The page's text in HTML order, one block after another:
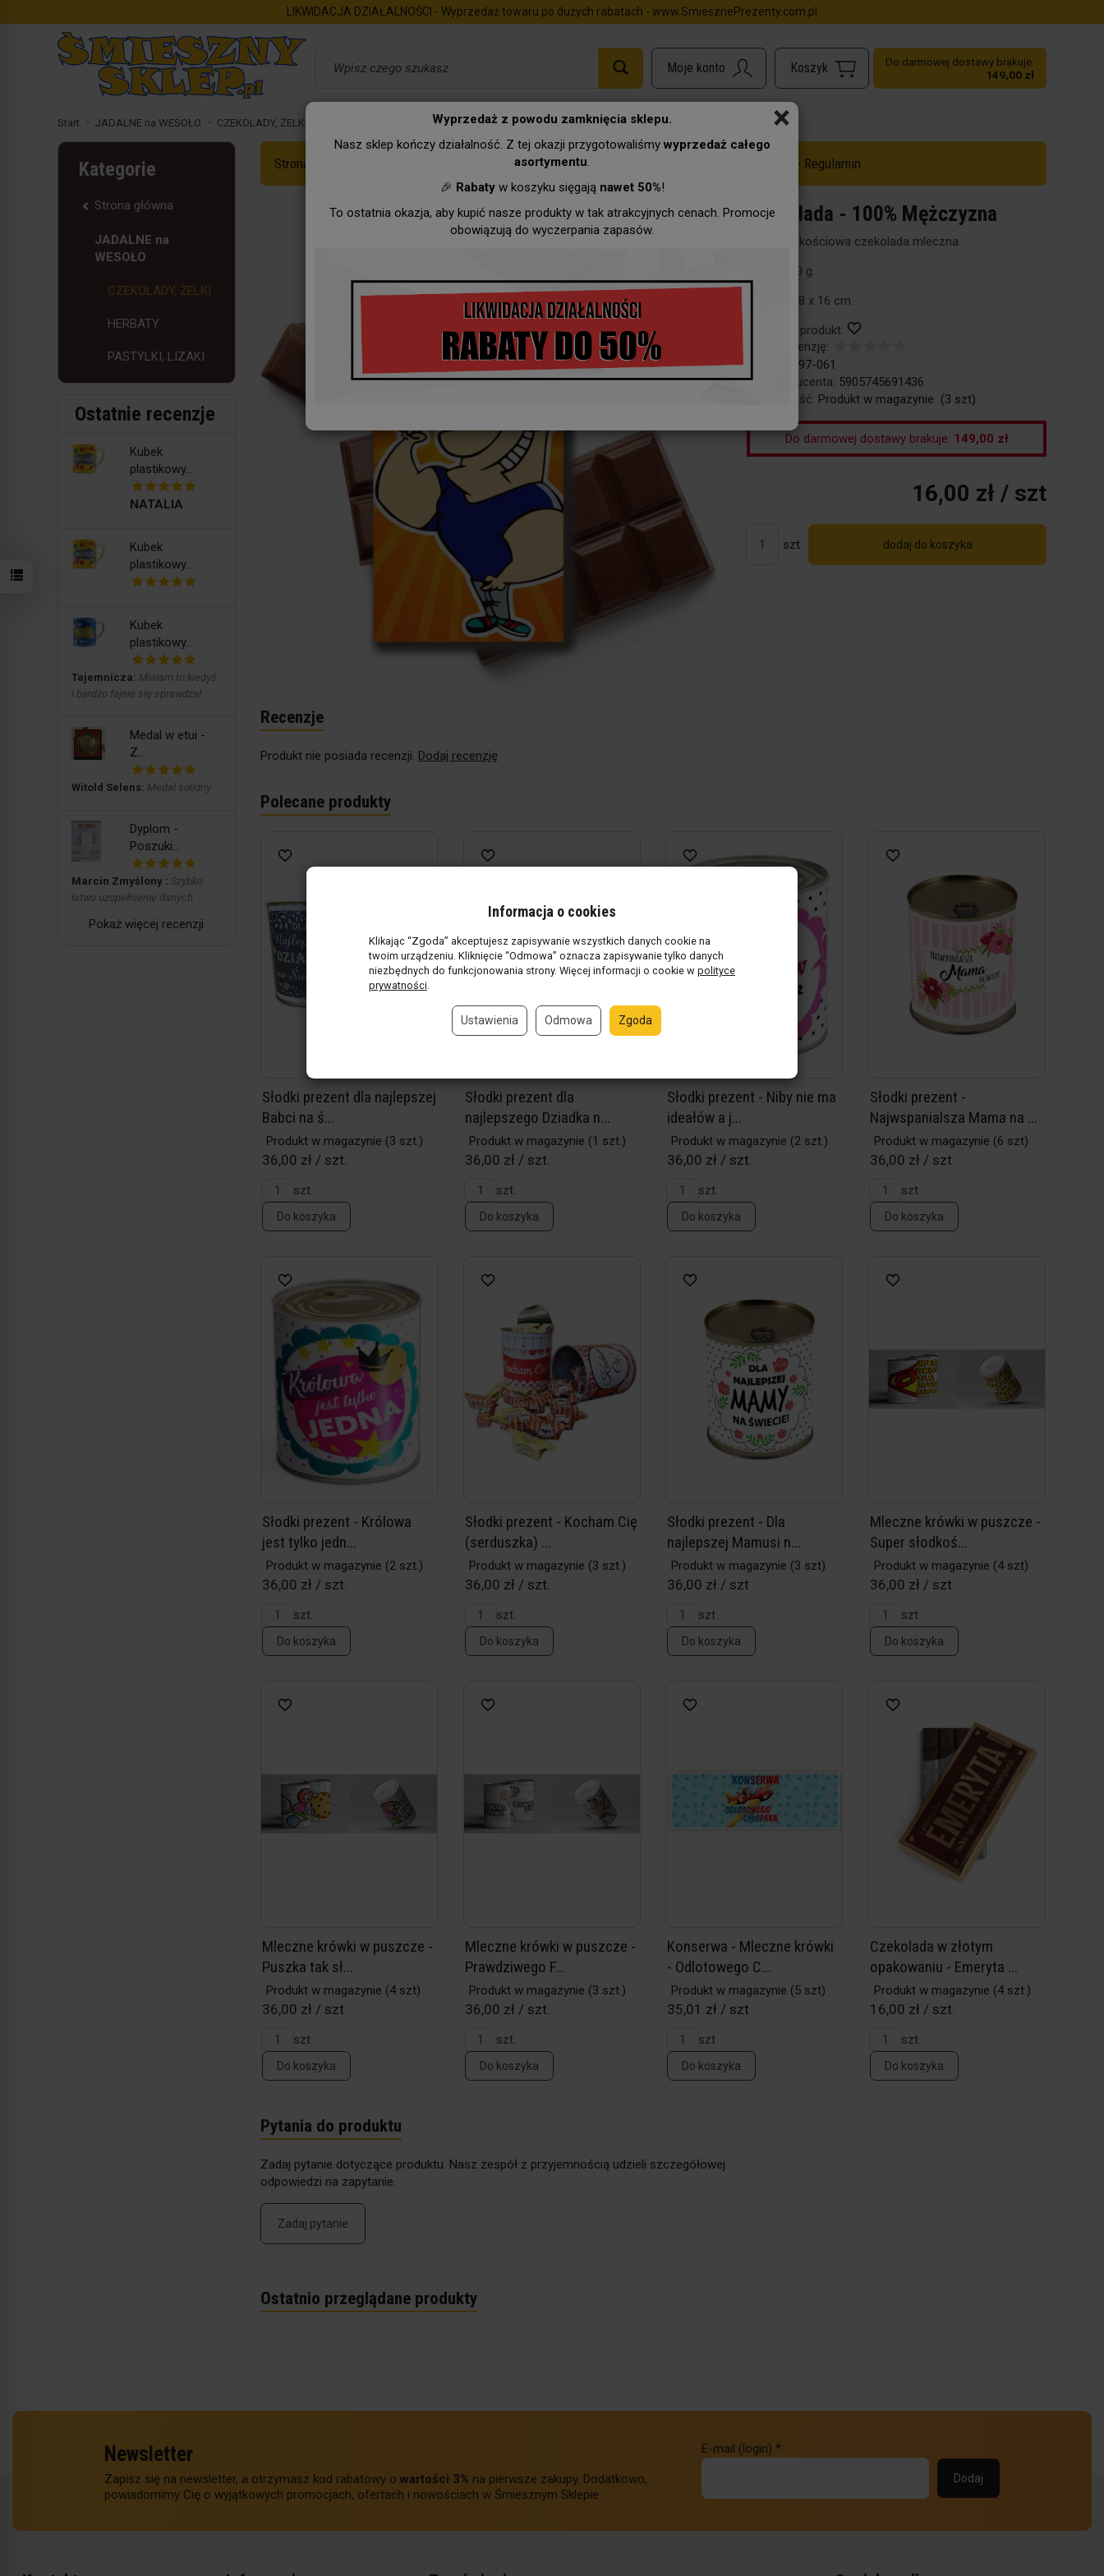
×
Wyprzedaż z powodu zamknięcia sklepu.
Nasz sklep kończy działalność. Z tej okazji przygotowaliśmy wyprzedaż całego
asortymentu.
🎉 Rabatyw koszyku sięgają nawet 50%!
To ostatnia okazja, aby kupić nasze produkty w tak atrakcyjnych cenach. Promocje
obowiązują do wyczerpania zapasów.
LIKWIDACJA DZIAŁALNOŚCI - Wyprzedaż towaru po dużych rabatach - www.SmiesznePrezenty.com.pl
Do darmowej dostawy brakuje:
149,00 zł
Start JADALNE na WESOŁO CZEKOLADY, ŻELKI Czekolada - 100% Mężczyzna
Strona Główna Zawody Wyprzedaż do -50% - Regulamin
Czekolada - 100% Mężczyzna
Wysokojakościowa czekolada mleczna.
Waga: 100 g.
Wymiary: 8 x 16 cm.
Obserwuj produkt:
Dodaj recenzję:
78-297-061
Kod producenta: 5905745691436
Dostępność: Produkt w magazynie (3 szt)
Do darmowej dostawy brakuje: 149,00 zł
16,00 zł / szt
szt dodaj do koszyka
Recenzje
Produkt nie posiada recenzji. Dodaj recenzję
Polecane produkty
Słodki prezent dla najlepszej
Babci na ś...
Produkt w magazynie (3 szt.)
36,00 zł / szt.
szt.
Do koszyka
Słodki prezent dla
najlepszego Dziadka n...
Produkt w magazynie (1 szt.)
36,00 zł / szt.
szt.
Do koszyka
Słodki prezent - Niby nie ma
ideałów a j...
Produkt w magazynie (2 szt.)
36,00 zł / szt.
szt.
Do koszyka
Słodki prezent -
Najwspanialsza Mama na ...
Produkt w magazynie (6 szt)
36,00 zł / szt
szt
Do koszyka
Słodki prezent - Królowa
jest tylko jedn...
Produkt w magazynie (2 szt.)
36,00 zł / szt.
szt.
Do koszyka
Słodki prezent - Kocham Cię
(serduszka) ...
Produkt w magazynie (3 szt.)
36,00 zł / szt.
szt.
Do koszyka
Słodki prezent - Dla
najlepszej Mamusi n...
Produkt w magazynie (3 szt)
36,00 zł / szt
szt
Do koszyka
Mleczne krówki w puszcze -
Super słodkoś...
Produkt w magazynie (4 szt)
36,00 zł / szt
szt
Do koszyka
Mleczne krówki w puszcze -
Puszka tak sł...
Produkt w magazynie (4 szt)
36,00 zł / szt
szt
Do koszyka
Mleczne krówki w puszcze -
Prawdziwego F...
Produkt w magazynie (3 szt.)
36,00 zł / szt.
szt.
Do koszyka
Konserwa - Mleczne krówki
- Odlotowego C...
Produkt w magazynie (5 szt)
35,01 zł / szt
szt
Do koszyka
Czekolada w złotym
opakowaniu - Emeryta ...
Produkt w magazynie (4 szt.)
16,00 zł / szt.
szt.
Do koszyka
Pytania do produktu
Zadaj pytanie dotyczące produktu. Nasz zespół z przyjemnością udzieli szczegółowej
odpowiedzi na zapytanie.
Zadaj pytanie
Ostatnio przeglądane produkty
Kategorie
Strona główna
JADALNE na
WESOŁO
CZEKOLADY, ŻELKI
HERBATY
PASTYLKI, LIZAKI
Ostatnie recenzje
Kubek
plastikowy...
NATALIA
Kubek
plastikowy...
Kubek
plastikowy...
Tajemnicza: Miałam to kiedyś
i bardzo fajnie się sprawdzał
Medal w etui -
Z...
Witold Selens: Medal solidny
Dyplom -
Poszuki...
Marcin Zmyślony : Szybko
łatwo uzupełnienie danych
Pokaż więcej recenzji
Newsletter
Zapisz się na newsletter, a otrzymasz kod rabatowy o wartości 3% na pierwsze zakupy. Dodatkowo,
powiadomimy Cię o wyjątkowych promocjach, ofertach i nowościach w Śmiesznym Sklepie
E-mail (login) *
Informacja o cookies
Klikając “Zgoda” akceptujesz zapisywanie wszystkich danych cookie na
twoim urządzeniu. Kliknięcie “Odmowa” oznacza zapisywanie tylko danych
niezbędnych do funkcjonowania strony. Więcej informacji o cookie w polityce
prywatności
Ustawienia Odmowa Zgoda